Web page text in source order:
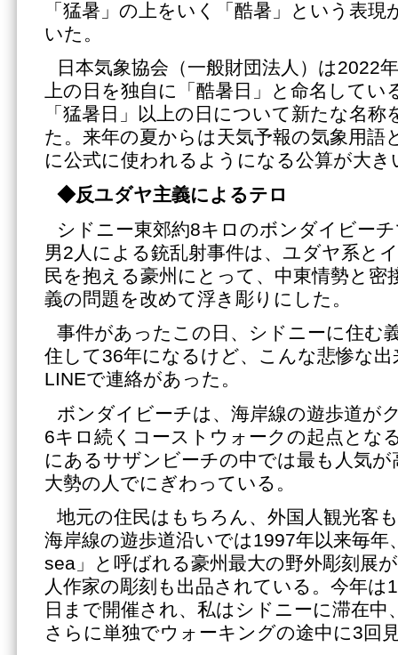
「猛暑」の上をいく「酷暑」という表
いた。
日本気象協会（一般財団法人）は2022
上の日を独自に「酷暑日」と命名してい
「猛暑日」以上の日について新たな名
た。来年の夏からは天気予報の気象用語
に公式に使われるようになる公算が大き
◆反ユダヤ主義によるテロ
シドニー東郊約8キロのボンダイビー
男2人による銃乱射事件は、ユダヤ系と
民を抱える豪州にとって、中東情勢と密
義の問題を改めて浮き彫りにした。
事件があったこの日、シドニーに住む
住して36年になるけど、こんな悲惨な
LINEで連絡があった。
ボンダイビーチは、海岸線の遊歩道が
6キロ続くコーストウォークの起点とな
にあるサザンビーチの中では最も人気
大勢の人でにぎわっている。
地元の住民はもちろん、外国人観光客
海岸線の遊歩道沿いでは1997年以来毎年
sea」と呼ばれる豪州最大の野外彫刻展
人作家の彫刻も出品されている。今年は
日まで開催され、私はシドニーに滞在中
さらに単独でウォーキングの途中に3回